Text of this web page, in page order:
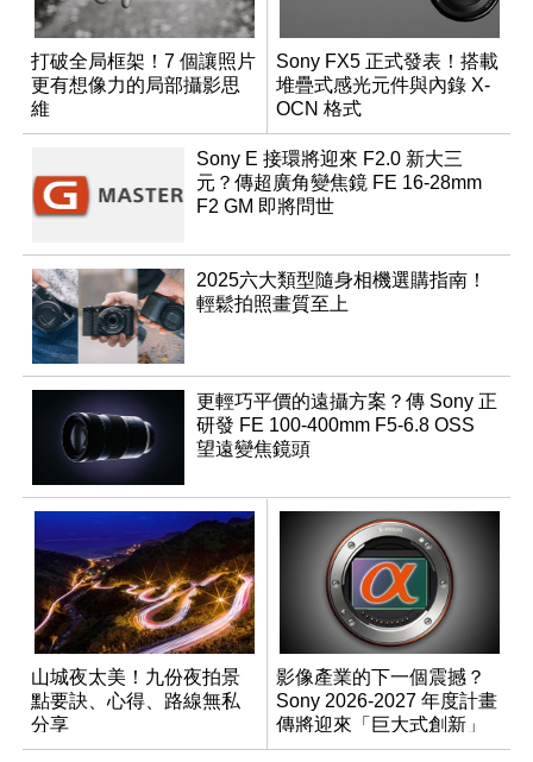
打破全局框架！7 個讓照片
更有想像力的局部攝影思
維
Sony FX5 正式發表！搭載
堆疊式感光元件與內錄 X-
OCN 格式
Sony E 接環將迎來 F2.0 新大三
元？傳超廣角變焦鏡 FE 16-28mm
F2 GM 即將問世
2025六大類型隨身相機選購指南！
輕鬆拍照畫質至上
更輕巧平價的遠攝方案？傳 Sony 正
研發 FE 100-400mm F5-6.8 OSS
望遠變焦鏡頭
山城夜太美！九份夜拍景
點要訣、心得、路線無私
分享
影像產業的下一個震撼？
Sony 2026-2027 年度計畫
傳將迎來「巨大式創新」